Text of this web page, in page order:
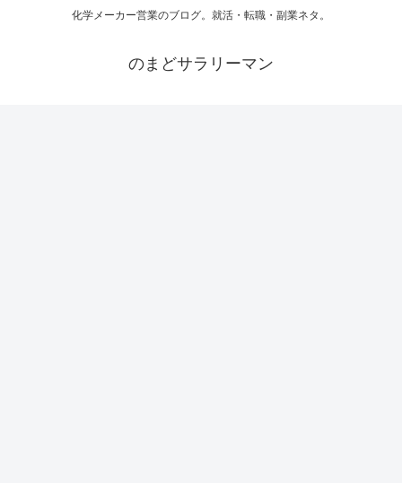
化学メーカー営業のブログ。就活・転職・副業ネタ。
のまどサラリーマン